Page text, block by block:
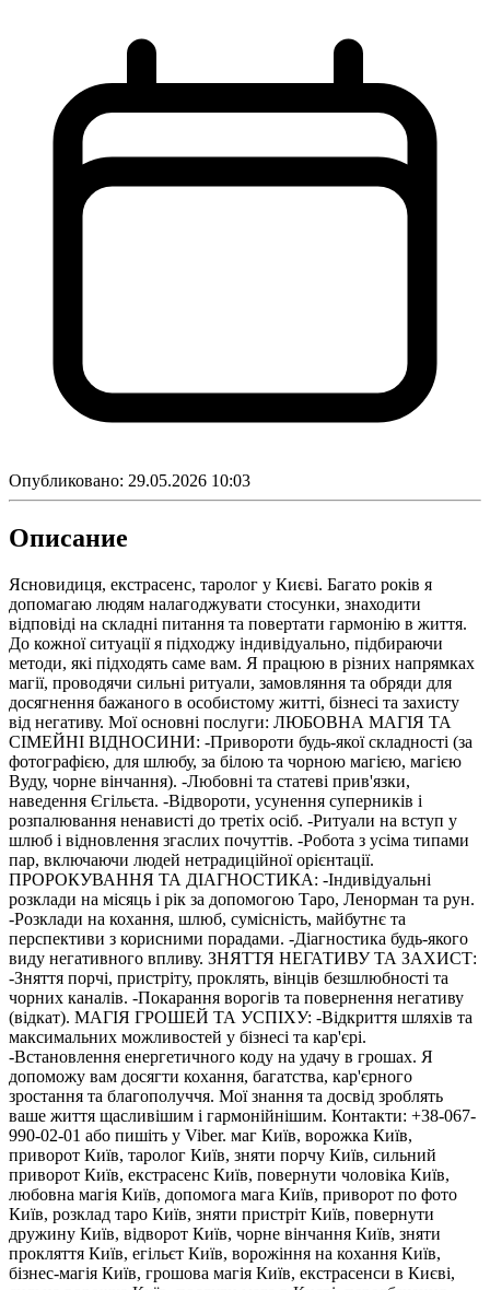
Опубликовано: 29.05.2026 10:03
Описание
Ясновидиця, екстрасенс, таролог у Києві. Багато років я
допомагаю людям налагоджувати стосунки, знаходити
відповіді на складні питання та повертати гармонію в життя.
До кожної ситуації я підходжу індивідуально, підбираючи
методи, які підходять саме вам. Я працюю в різних напрямках
магії, проводячи сильні ритуали, замовляння та обряди для
досягнення бажаного в особистому житті, бізнесі та захисту
від негативу. Мої основні послуги: ЛЮБОВНА МАГІЯ ТА
СІМЕЙНІ ВІДНОСИНИ: -Привороти будь-якої складності (за
фотографією, для шлюбу, за білою та чорною магією, магією
Вуду, чорне вінчання). -Любовні та статеві прив'язки,
наведення Єгільєта. -Відвороти, усунення суперників і
розпалювання ненависті до третіх осіб. -Ритуали на вступ у
шлюб і відновлення згаслих почуттів. -Робота з усіма типами
пар, включаючи людей нетрадиційної орієнтації.
ПРОРОКУВАННЯ ТА ДІАГНОСТИКА: -Індивідуальні
розклади на місяць і рік за допомогою Таро, Ленорман та рун.
-Розклади на кохання, шлюб, сумісність, майбутнє та
перспективи з корисними порадами. -Діагностика будь-якого
виду негативного впливу. ЗНЯТТЯ НЕГАТИВУ ТА ЗАХИСТ:
-Зняття порчі, пристріту, проклять, вінців безшлюбності та
чорних каналів. -Покарання ворогів та повернення негативу
(відкат). МАГІЯ ГРОШЕЙ ТА УСПІХУ: -Відкриття шляхів та
максимальних можливостей у бізнесі та кар'єрі.
-Встановлення енергетичного коду на удачу в грошах. Я
допоможу вам досягти кохання, багатства, кар'єрного
зростання та благополуччя. Мої знання та досвід зроблять
ваше життя щасливішим і гармонійнішим. Контакти: +38-067-
990-02-01 або пишіть у Viber. маг Київ, ворожка Київ,
приворот Київ, таролог Київ, зняти порчу Київ, сильний
приворот Київ, екстрасенс Київ, повернути чоловіка Київ,
любовна магія Київ, допомога мага Київ, приворот по фото
Київ, розклад таро Київ, зняти пристріт Київ, повернути
дружину Київ, відворот Київ, чорне вінчання Київ, зняти
прокляття Київ, егільєт Київ, ворожіння на кохання Київ,
бізнес-магія Київ, грошова магія Київ, екстрасенси в Києві,